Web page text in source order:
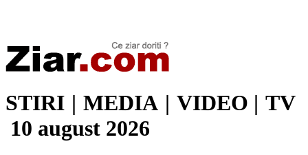
STIRI | MEDIA | VIDEO | TV
10 august 2026